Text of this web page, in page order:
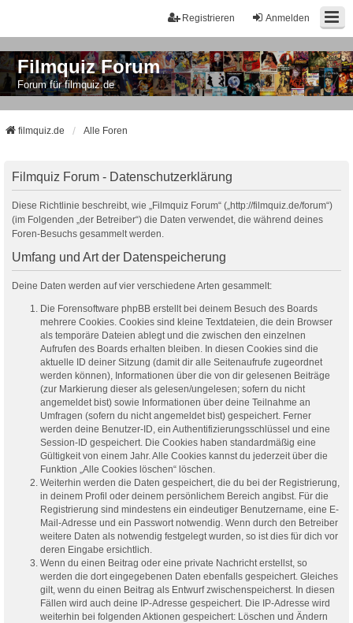
Anmelden
Registrieren
Filmquiz Forum
Forum für filmquiz.de
filmquiz.de Alle Foren
Filmquiz Forum - Datenschutzerklärung
Diese Richtlinie beschreibt, wie „Filmquiz Forum“ („http://filmquiz.de/forum“)
(im Folgenden „der Betreiber“) die Daten verwendet, die während deines
Foren-Besuchs gesammelt werden.
Umfang und Art der Datenspeicherung
Deine Daten werden auf vier verschiedene Arten gesammelt:
Die Forensoftware phpBB erstellt bei deinem Besuch des Boards
mehrere Cookies. Cookies sind kleine Textdateien, die dein Browser
als temporäre Dateien ablegt und die zwischen den einzelnen
Aufrufen des Boards erhalten bleiben. In diesen Cookies sind die
aktuelle ID deiner Sitzung (damit dir alle Seitenaufrufe zugeordnet
werden können), Informationen über die von dir gelesenen Beiträge
(zur Markierung dieser als gelesen/ungelesen; sofern du nicht
angemeldet bist) sowie Informationen über deine Teilnahme an
Umfragen (sofern du nicht angemeldet bist) gespeichert. Ferner
werden deine Benutzer-ID, ein Authentifizierungsschlüssel und eine
Session-ID gespeichert. Die Cookies haben standardmäßig eine
Gültigkeit von einem Jahr. Alle Cookies kannst du jederzeit über die
Funktion „Alle Cookies löschen“ löschen.
Weiterhin werden die Daten gespeichert, die du bei der Registrierung,
in deinem Profil oder deinem persönlichem Bereich angibst. Für die
Registrierung sind mindestens ein eindeutiger Benutzername, eine E-
Mail-Adresse und ein Passwort notwendig. Wenn durch den Betreiber
weitere Daten als notwendig festgelegt wurden, so ist dies für dich vor
deren Eingabe ersichtlich.
Wenn du einen Beitrag oder eine private Nachricht erstellst, so
werden die dort eingegebenen Daten ebenfalls gespeichert. Gleiches
gilt, wenn du einen Beitrag als Entwurf zwischenspeicherst. In diesen
Fällen wird auch deine IP-Adresse gespeichert. Die IP-Adresse wird
weiterhin bei folgenden Aktionen gespeichert: Löschen und Ändern